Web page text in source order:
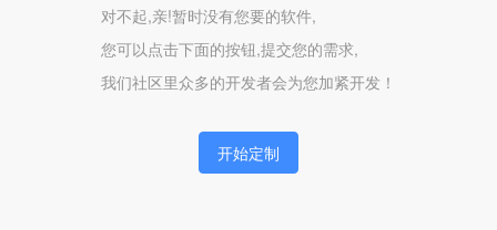
对不起,亲!暂时没有您要的软件,
您可以点击下面的按钮,提交您的需求,
我们社区里众多的开发者会为您加紧开发！
开始定制